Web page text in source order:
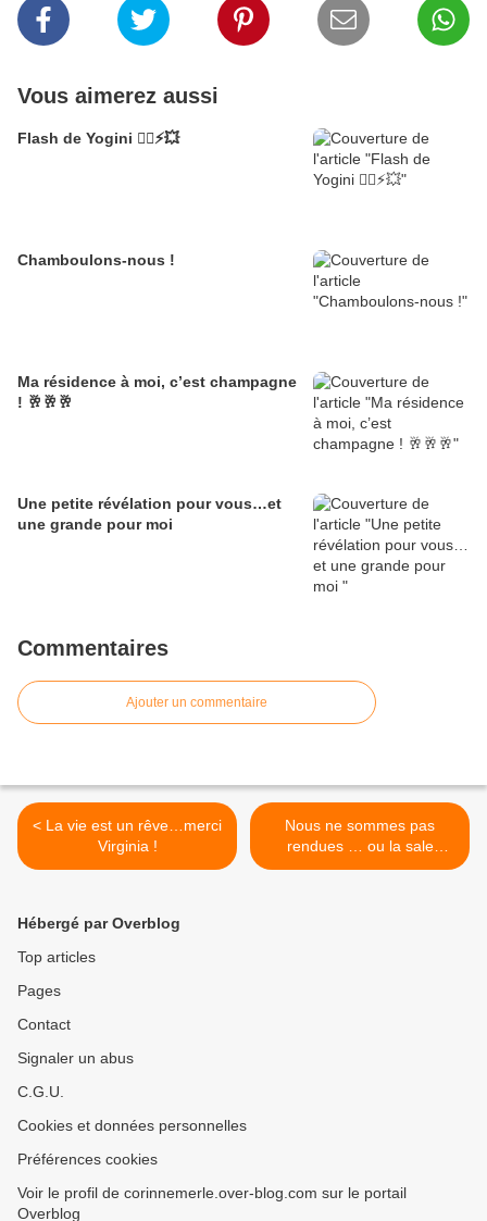
Vous aimerez aussi
Flash de Yogini 🧘‍♀️⚡💥
Chamboulons-nous !
Ma résidence à moi, c’est champagne
! 🥂🥂🥂
Une petite révélation pour vous…et
une grande pour moi
Commentaires
Ajouter un commentaire
< La vie est un rêve…merci
Virginia !
Nous ne sommes pas
rendues … ou la sale
impression d’être cernées >
Hébergé par Overblog
Top articles
Pages
Contact
Signaler un abus
C.G.U.
Cookies et données personnelles
Préférences cookies
Voir le profil de corinnemerle.over-blog.com sur le portail
Overblog